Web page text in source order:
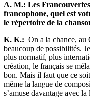
A. M.: Les
francophone, quel est
le répertoire de la
K. K.: On a la chance, au
beaucoup de possibilités.
plus normatif, plus
création, le français se
bon. Mais il faut que ce
même la langue de
s’amuse davantage avec la